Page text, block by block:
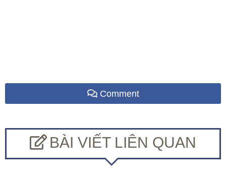
Comment
BÀI VIẾT LIÊN QUAN